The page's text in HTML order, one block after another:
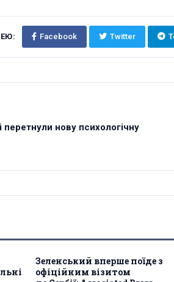
Facebook Twitter
перетнули нову психологічну
Зеленський вперше поїде з
офіційним візитом